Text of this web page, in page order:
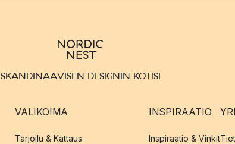
SKANDINAAVISEN DESIGNIN KOTISI
VALIKOIMA
Tarjoilu & Kattaus
INSPIRAATIO
Inspiraatio & Vinkit